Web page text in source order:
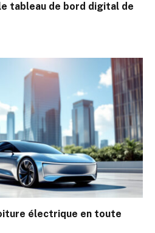
tableau de bord digital de
électrique en toute